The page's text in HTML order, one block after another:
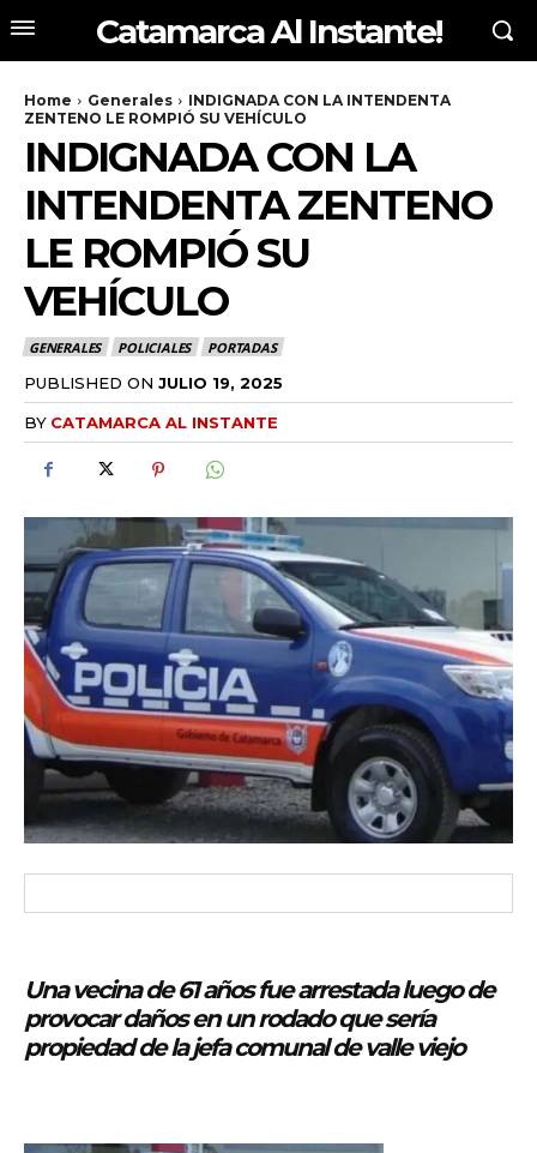
Catamarca Al Instante!
Home Generales
INDIGNADA CON LA INTENDENTA
ZENTENO LE ROMPIÓ SU VEHÍCULO
INDIGNADA CON LA
INTENDENTA ZENTENO
LE ROMPIÓ SU
VEHÍCULO
GENERALES POLICIALES PORTADAS
PUBLISHED ON JULIO 19, 2025
BY CATAMARCA AL INSTANTE
Una vecina de 61 años fue arrestada luego de
provocar daños en un rodado que sería
propiedad de la jefa comunal de valle viejo